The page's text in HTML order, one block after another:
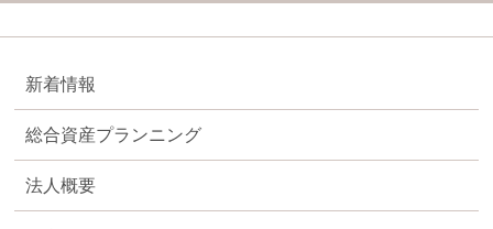
新着情報
総合資産プランニング
法人概要